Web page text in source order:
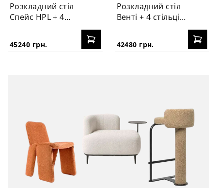
Розкладний стіл
Спейс HPL + 4
45240 грн.
Розкладний стіл
Венті + 4 стільці
42480 грн.